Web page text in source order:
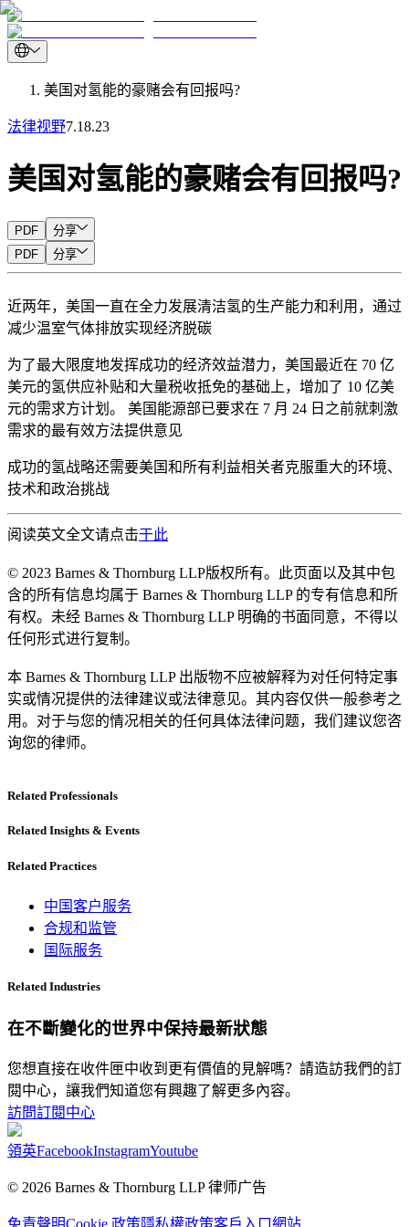
美国对氢能的豪赌会有回报吗?
法律视野7.18.23
美国对氢能的豪赌会有回报吗?
PDF
分享
PDF
分享
近两年，美国一直在全力发展清洁氢的生产能力和利用，通过
减少温室气体排放实现经济脱碳
为了最大限度地发挥成功的经济效益潜力，美国最近在 70 亿
美元的氢供应补贴和大量税收抵免的基础上，增加了 10 亿美
元的需求方计划。 美国能源部已要求在 7 月 24 日之前就刺激
需求的最有效方法提供意见
成功的氢战略还需要美国和所有利益相关者克服重大的环境、
技术和政治挑战
阅读英文全文请点击于此
© 2023 Barnes & Thornburg LLP版权所有。此页面以及其中包
含的所有信息均属于 Barnes & Thornburg LLP 的专有信息和所
有权。未经 Barnes & Thornburg LLP 明确的书面同意，不得以
任何形式进行复制。
本 Barnes & Thornburg LLP 出版物不应被解释为对任何特定事
实或情况提供的法律建议或法律意见。其内容仅供一般参考之
用。对于与您的情况相关的任何具体法律问题，我们建议您咨
询您的律师。
Related Professionals
Related Insights & Events
Related Practices
中国客户服务
合规和监管
国际服务
Related Industries
在不斷變化的世界中保持最新狀態
您想直接在收件匣中收到更有價值的見解嗎？請造訪我們的訂
閱中心，讓我們知道您有興趣了解更多內容。
訪問訂閱中心
領英FacebookInstagramYoutube
© 2026 Barnes & Thornburg LLP 律师广告
免責聲明Cookie 政策隱私權政策客戶入口網站